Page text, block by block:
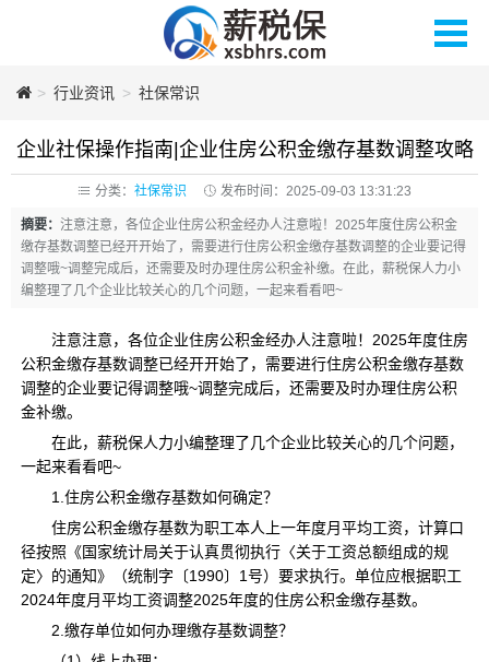
薪税保人力
> 行业资讯 > 社保常识
企业社保操作指南|企业住房公积金缴存基数调整攻略
分类： 社保常识 发布时间：2025-09-03 13:31:23
摘要： 注意注意，各位企业住房公积金经办人注意啦！2025年度住房公积金
缴存基数调整已经开开始了，需要进行住房公积金缴存基数调整的企业要记得
调整哦~调整完成后，还需要及时办理住房公积金补缴。在此，薪税保人力小
编整理了几个企业比较关心的几个问题，一起来看看吧~
注意注意，各位企业住房公积金经办人注意啦！2025年度住房
公积金缴存基数调整已经开开始了，需要进行住房公积金缴存基数
调整的企业要记得调整哦~调整完成后，还需要及时办理住房公积
金补缴。
在此，薪税保人力小编整理了几个企业比较关心的几个问题，
一起来看看吧~
1.住房公积金缴存基数如何确定？
住房公积金缴存基数为职工本人上一年度月平均工资，计算口
径按照《国家统计局关于认真贯彻执行〈关于工资总额组成的规
定〉的通知》（统制字〔1990〕1号）要求执行。单位应根据职工
2024年度月平均工资调整2025年度的住房公积金缴存基数。
2.缴存单位如何办理缴存基数调整？